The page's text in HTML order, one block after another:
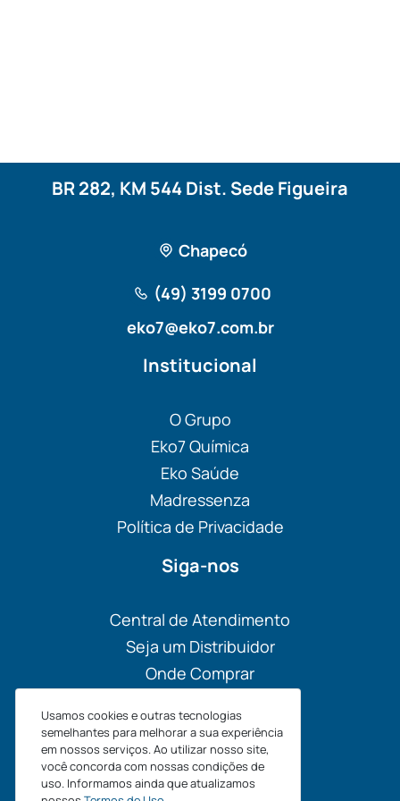
Usamos cookies e outras tecnologias
semelhantes para melhorar a sua experiência
em nossos serviços. Ao utilizar nosso site,
você concorda com nossas condições de
uso. Informamos ainda que atualizamos
BR 282, KM 544 Dist. Sede Figueira
Chapecó
(49) 3199 0700
eko7@eko7.com.br
Institucional
O Grupo
Eko7 Química
Eko Saúde
Madressenza
Política de Privacidade
Siga-nos
Central de Atendimento
Seja um Distribuidor
Onde Comprar
Blog